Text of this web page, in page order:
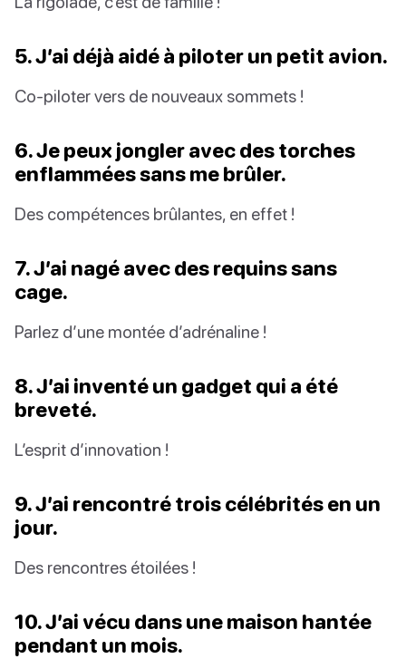
5. J’ai déjà aidé à piloter un petit avion.
Co-piloter vers de nouveaux sommets !
6. Je peux jongler avec des torches
enflammées sans me brûler.
Des compétences brûlantes, en effet !
7. J’ai nagé avec des requins sans
cage.
Parlez d’une montée d’adrénaline !
8. J’ai inventé un gadget qui a été
breveté.
L’esprit d’innovation !
9. J’ai rencontré trois célébrités en un
jour.
Des rencontres étoilées !
10. J’ai vécu dans une maison hantée
pendant un mois.